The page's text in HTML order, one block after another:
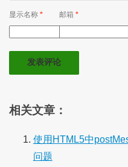
显示名称 * 邮箱*
相关文章：
使用HTML5中
问题